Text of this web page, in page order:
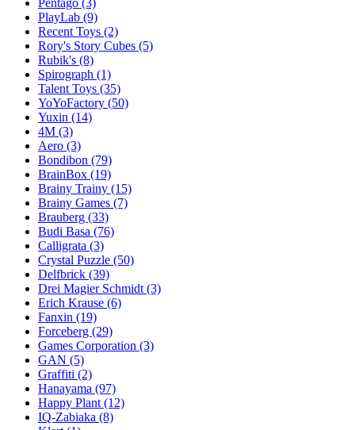
Pentago (3)
PlayLab (9)
Recent Toys (2)
Rory's Story Cubes (5)
Rubik's (8)
Spirograph (1)
Talent Toys (35)
YoYoFactory (50)
Yuxin (14)
4M (3)
Aero (3)
Bondibon (79)
BrainBox (19)
Brainy Trainy (15)
Brainy Games (7)
Brauberg (33)
Budi Basa (76)
Calligrata (3)
Crystal Puzzle (50)
Delfbrick (39)
Drei Magier Schmidt (3)
Erich Krause (6)
Fanxin (19)
Forceberg (29)
Games Corporation (3)
GAN (5)
Graffiti (2)
Hanayama (97)
Happy Plant (12)
IQ-Zabiaka (8)